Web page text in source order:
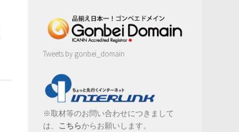
Tweets by gonbei_domain
※取材等のお問い合わせにつきまして
は、
こちらからお願いします。